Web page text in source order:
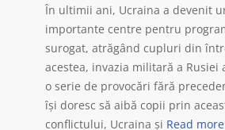
În ultimii ani, Ucraina a devenit
importante centre pentru
surogat, atrăgând cupluri din
acestea, invazia militară a Rusiei
o serie de provocări fără
își doresc să aibă copii prin
conflictului, Ucraina și Read more